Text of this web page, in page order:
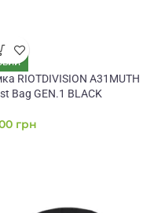
RIOTDIVISION A31MUTH
Bag GEN.1 BLACK
грн